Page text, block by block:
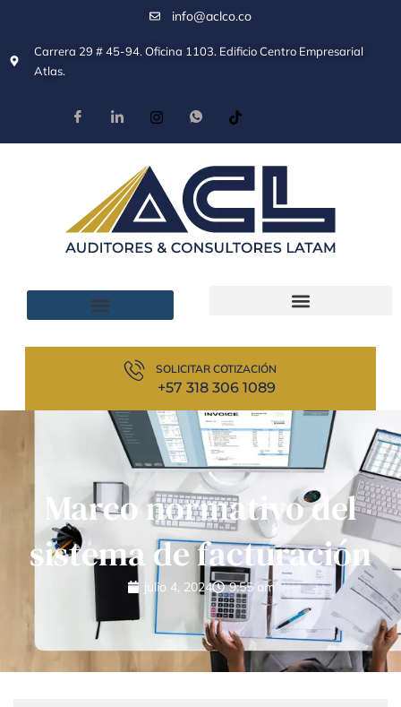
info@aclco.co
Carrera 29 # 45-94. Oficina 1103. Edificio Centro Empresarial
Atlas.
SOLICITAR COTIZACIÓN
+57 318 306 1089
Marco normativo del
sistema de facturación
julio 4, 2024 9:55 am